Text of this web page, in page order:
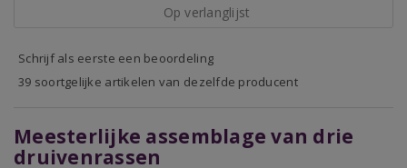
Op verlanglijst
Schrijf als eerste een beoordeling
39 soortgelijke artikelen van dezelfde producent
Meesterlijke assemblage van drie
druivenrassen